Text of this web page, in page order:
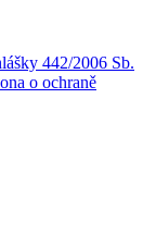
442/2006 Sb.
o ochraně